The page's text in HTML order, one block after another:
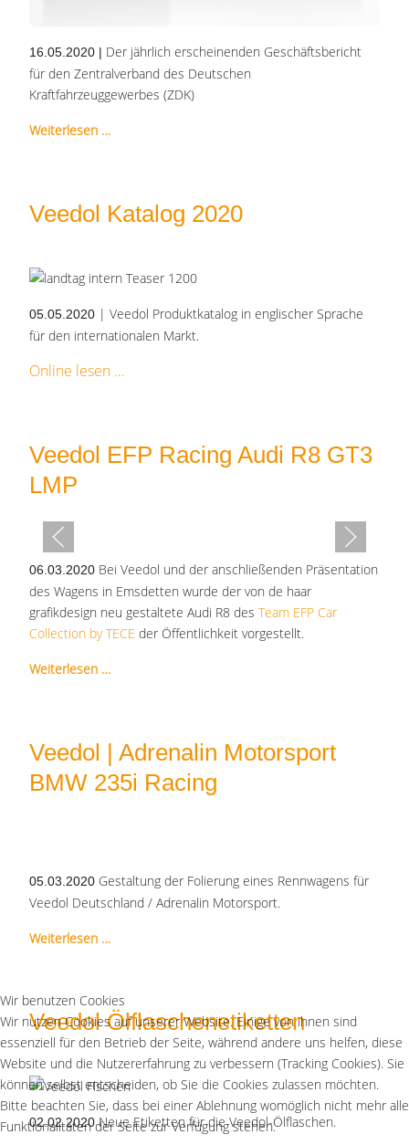
16.05.2020 | Der jährlich erscheinenden Geschäftsbericht
für den Zentralverband des Deutschen
Kraftfahrzeuggewerbes (ZDK)
Weiterlesen …
Veedol Katalog 2020
05.05.2020 | Veedol Produktkatalog in englischer Sprache
für den internationalen Markt.
Online lesen
Veedol EFP Racing Audi R8 GT3
LMP
06.03.2020 Bei Veedol und der anschließenden Präsentation
des Wagens in Emsdetten wurde der von de haar
grafikdesign neu gestaltete Audi R8 des Team EFP Car
Collection by TECE der Öffentlichkeit vorgestellt.
Weiterlesen …
Veedol | Adrenalin Motorsport
BMW 235i Racing
05.03.2020 Gestaltung der Folierung eines Rennwagens für
Veedol Deutschland / Adrenalin Motorsport.
Weiterlesen …
Veedol Ölflaschenetiketten
02.02.2020 Neue Etiketten für die Veedol-Ölflaschen.
Wir benutzen Cookies
Wir nutzen Cookies auf unserer Website. Einige von ihnen sind
essenziell für den Betrieb der Seite, während andere uns helfen, diese
Website und die Nutzererfahrung zu verbessern (Tracking Cookies). Sie
können selbst entscheiden, ob Sie die Cookies zulassen möchten.
Bitte beachten Sie, dass bei einer Ablehnung womöglich nicht mehr alle
Funktionalitäten der Seite zur Verfügung stehen.